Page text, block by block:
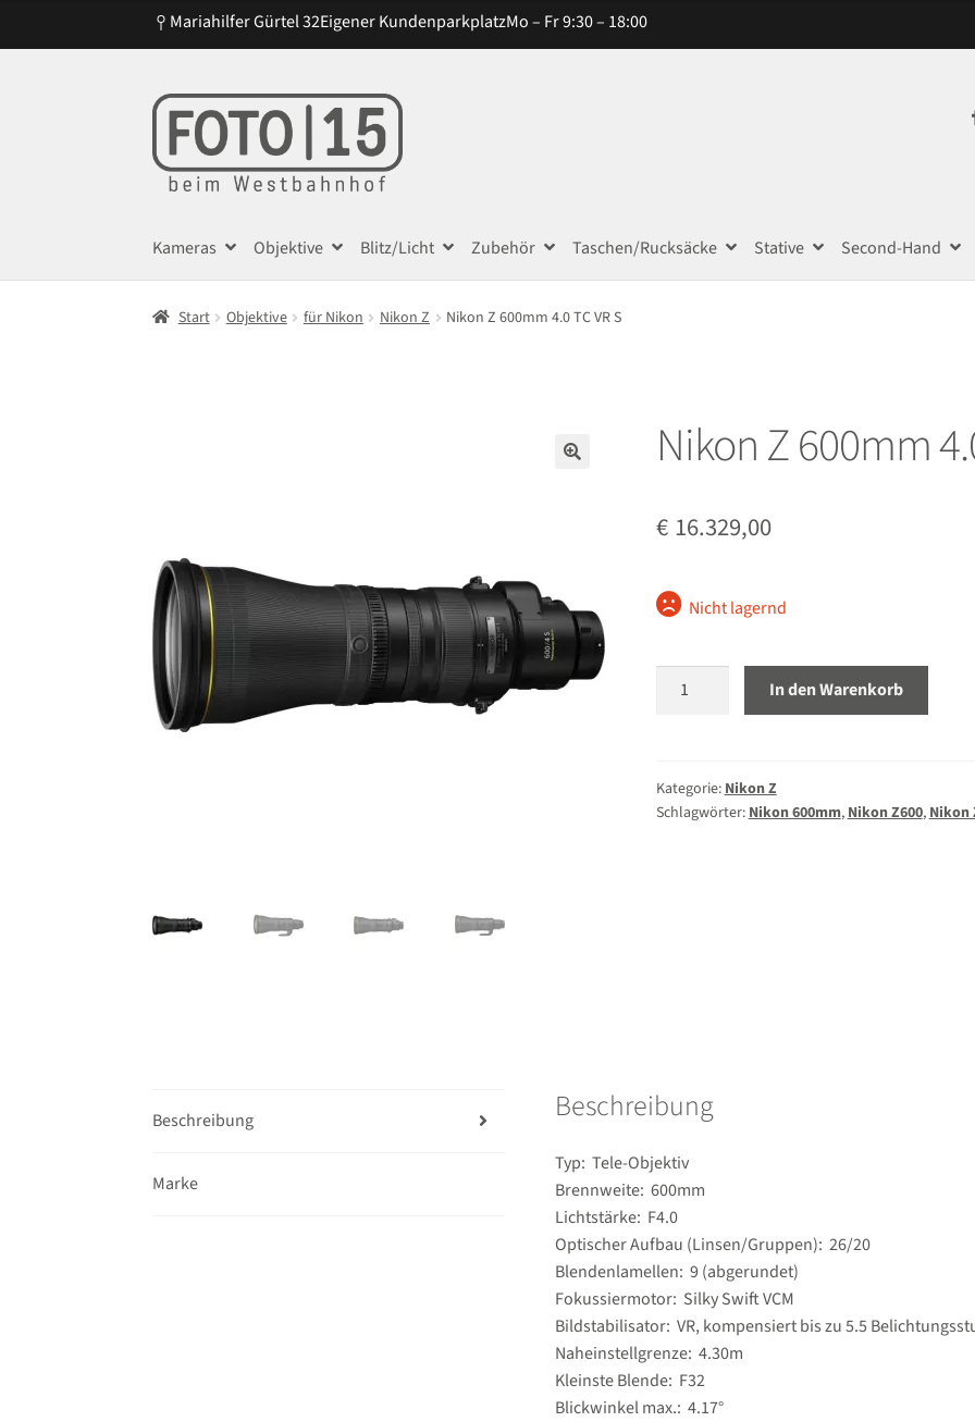
Mariahilfer Gürtel 32Eigener KundenparkplatzMo – Fr 9:30 – 18:00
Zur
Navigation
springen
Zum
Inhalt
springen
Kameras Objektive Blitz/Licht Zubehör Taschen/Rucksäcke Stative Second-Hand
Start Objektive für Nikon Nikon Z Nikon Z 600mm 4.0 TC VR S
Nikon Z 600mm
€ 16.329,00
Nicht lagernd
Nikon
TC
VR
In den Warenkorb
Kategorie: Nikon Z
Schlagwörter: Nikon 600mm, Nikon Z600, Nikon
Beschreibung
Marke
Beschreibung
Typ: Tele-Objektiv
Brennweite: 600mm
Lichtstärke: F4.0
Optischer Aufbau (Linsen/Gruppen): 26/​20
Blendenlamellen: 9 (abgerundet)
Fokussiermotor: Silky Swift VCM
Bildstabilisator: VR, kompensiert bis zu 5.5
Naheinstellgrenze: 4.30m
Kleinste Blende: F32
Blickwinkel max.: 4.17°